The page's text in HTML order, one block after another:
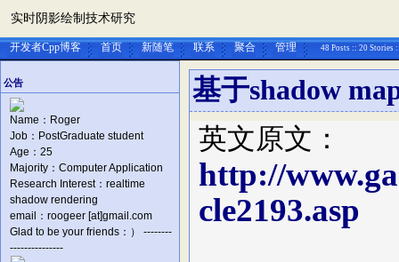
实时阴影绘制技术研究
开发者Cpp博客 首页 新随笔 联系 聚合 管理 48 Posts :: 20 Stories
公告
Name：Roger
Job：PostGraduate student
Age：25
Majority：Computer Application
Research Interest：realtime
shadow rendering
email：roogeer [at]gmail.com
Glad to be your friends：） --------
---------------
基于shadow
英文原文：
http://
cle2193.asp